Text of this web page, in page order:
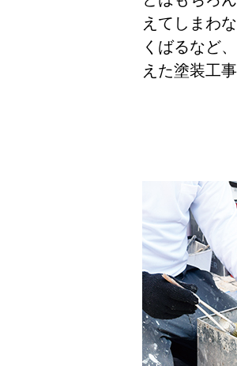
えてしまわ
くばるなど
えた塗装工